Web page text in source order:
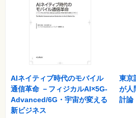
AIネイティブ時代のモバイル
通信革命 －フィジカルAI×5G-
Advanced/6G・宇宙が変える
新ビジネス
東京
が人
計論